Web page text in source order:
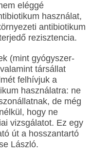
eléggé
használat,
antibiotikum
rezisztencia.
(mint gyógyszer-
társállat
felhívjuk a
használatra: ne
de még
hogy ne
vizsgálatot. Ez egy
út a hosszantartó
László.